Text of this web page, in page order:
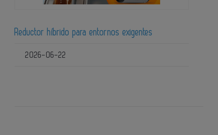
Reductor híbrido para entornos exigentes
2026-06-22